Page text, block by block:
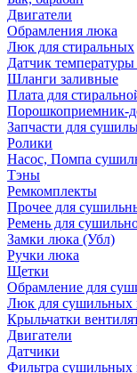
Двигатели
Обрамления люка
Люк для стиральных
Датчик
Шланги заливные
Плата для
Порошкоприемник-
Запчасти для
Ролики
Насос, Помпа
Тэны
Ремкомплекты
Прочее для
Ремень для
Замки люка (Убл)
Ручки люка
Щетки
Обрамление для
Люк для сушильных
Крыльчатки
Двигатели
Датчики
Фильтра